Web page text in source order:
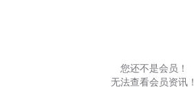
您还不是会员！
无法查看会员资讯！